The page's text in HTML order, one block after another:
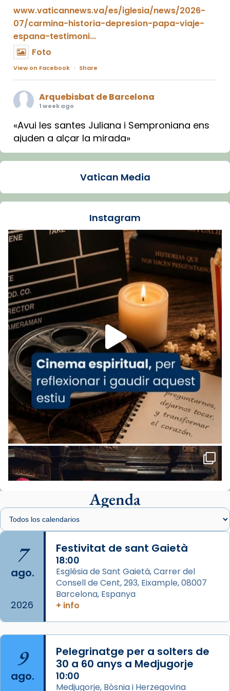
www.vaticannews.va/es/iglesia/news/2026-
07/carmina-historia-depresion-papa-viaje-
espana-testimoni...
Foto
View on Facebook · Share
Arquebisbat de Barcelona
1 week ago
«Avui les santes Juliana i Semproniana ens
ajuden a alçar la mirada»
Mons. Sergi Gordo, bisbe de Tortosa, ha
Santes de Mataró.
🔗tinyurl.com/cvu5jmbk
Foto
View on Facebook Share
Arquebisbat de Barcelonais at Catedral
de Barcelona.
1 week ago
Aquest dilluns, 27 de juliol, ha tingut lloc la
missa d’acció de gràcies en agraïment al
comitè organitzador de la visita apostòlica
del Sant Pare Lleó XIV a Barcelona, i als
col·laboradors, a la Catedral de Barcelona.
L’arquebisbe de Barcelona, el cardenal Joan
Josep Omella, ha presidit la missa i l’ha
concelebrat el bisbe auxiliar de Barcelona,
Mons. David Abadías.
📸 Dr. G. Simón
Foto
View on Facebook Share
Arquebisbat de Barcelona
1 week ago
Memòria de les santes Juliana i
Semproniana, verges i màrtirs.
Acompanyant la història de sant Cugat, a
partir de l’Edat Mitjana sorgeix la tradició
que les santes Juliana (“relatiu a Júlia”) i
Semproniana (“relatiu a Semprònia =
eterna”) són deixebles seves. I l’any 1667, el
frare Joan Gaspar Roig, afirma en una obra
que les santes són filles de l’antiga Iluro.
Mataró en reivindicarà les relíq
...Ver más
Foto
Vatican Media
Instagram
Agenda
7
ago.
2026
Festivitat de sant Gaietà
18:00
Església de Sant Gaietà, Carrer del
Consell de Cent, 293, Eixample, 08007
Barcelona, Espanya
+ info
9
ago.
Pelegrinatge per a solters de
30 a 60 anys a Medjugorje
10:00
Medjugorje, Bòsnia i Herzegovina